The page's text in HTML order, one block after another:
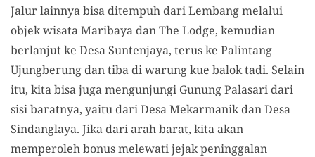
Jalur lainnya bisa ditempuh dari Lembang melalui
objek wisata Maribaya dan The Lodge, kemudian
berlanjut ke Desa Suntenjaya, terus ke Palintang
Ujungberung dan tiba di warung kue balok tadi. Selain
itu, kita bisa juga mengunjungi Gunung Palasari dari
sisi baratnya, yaitu dari Desa Mekarmanik dan Desa
Sindanglaya. Jika dari arah barat, kita akan
memperoleh bonus melewati jejak peninggalan